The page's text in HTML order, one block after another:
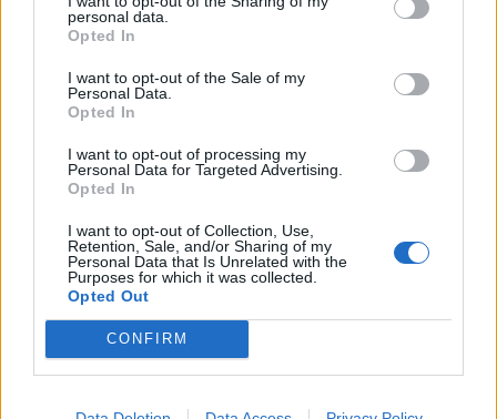
personal data.
Opted In
I want to opt-out of the Sale of my
Personal Data.
Opted In
I want to opt-out of processing my
Personal Data for Targeted Advertising.
Opted In
I want to opt-out of Collection, Use,
Retention, Sale, and/or Sharing of my
Personal Data that Is Unrelated with the
Purposes for which it was collected.
Opted Out
CONFIRM
Amennyiben ez megtörténik,
úgy a magyar kormány
hozzájárul, hogy az unió
csatlakozási tárgyalási
miniszterelnök.
Hozzátette: ezzel tudják biztosítani, hogy a
bővítési folyamat keretében Ukrajna
maradéktalanul végrehajtsa a magyar
kisebbség jogai kapcsán tett minden vállalását.
Magyar Péter kijelentette: a magyar kormány